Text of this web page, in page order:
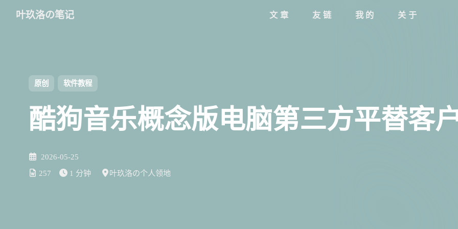
叶玖洛の笔记 文章 友链 我的 关于
原创 软件教程
酷狗音乐概念版电脑第三方平替客
2026-05-25
257
1 分钟 叶玖洛の个人领地